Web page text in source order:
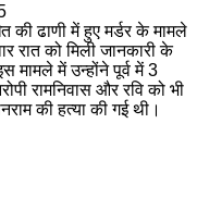
ढाणी में हुए मर्डर के मामले
रात को मिली जानकारी के
में उन्होंने पूर्व में 3
रामनिवास और रवि को भी
की हत्या की गई थी।